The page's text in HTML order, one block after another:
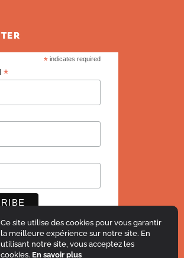
Ce site utilise des cookies pour vous garantir
la meilleure expérience sur notre site. En
utilisant notre site, vous acceptez les
cookies. En savoir plus
* indicates required
*